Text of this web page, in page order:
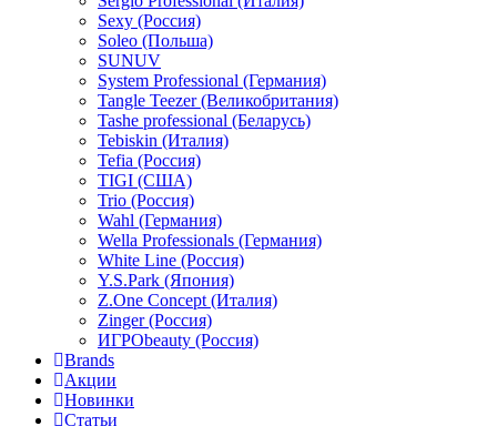
Sexy (Россия)
Soleo (Польша)
SUNUV
System Professional (Германия)
Tangle Teezer (Великобритания)
Tashe professional (Беларусь)
Tebiskin (Италия)
Tefia (Россия)
TIGI (США)
Trio (Россия)
Wahl (Германия)
Wella Professionals (Германия)
White Line (Россия)
Y.S.Park (Япония)
Z.One Concept (Италия)
Zinger (Россия)
ИГРОbeauty (Россия)
Brands
Акции
Новинки
Статьи